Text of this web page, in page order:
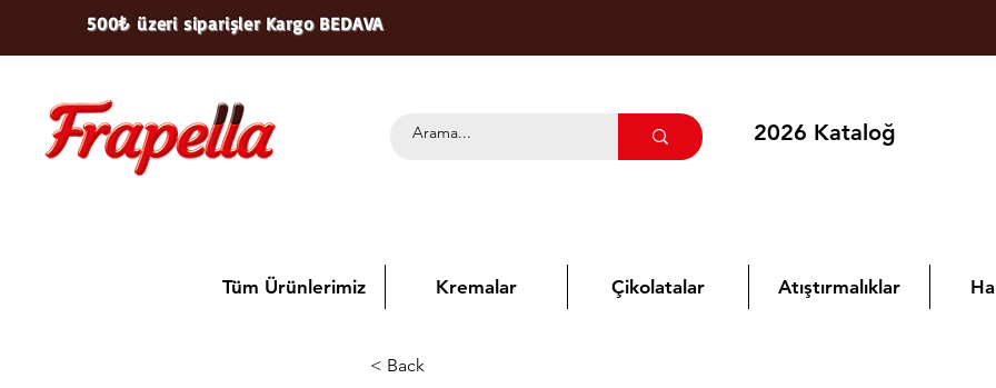
500₺ üzeri siparişler Kargo BEDAVA
2026 Kataloğ
Tüm Ürünlerimiz Kremalar Çikolatalar Atıştırmalıklar
< Back